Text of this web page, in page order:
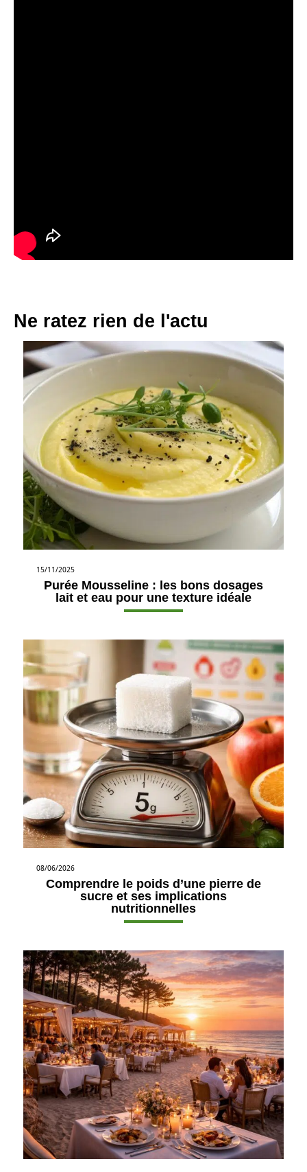
Ne ratez rien de l'actu
15/11/2025
Purée Mousseline : les bons dosages
lait et eau pour une texture idéale
08/06/2026
Comprendre le poids d’une pierre de
sucre et ses implications
nutritionnelles